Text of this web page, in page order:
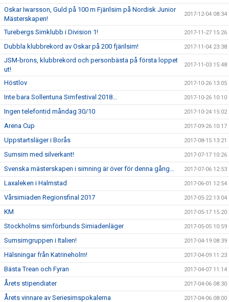
Oskar Iwarsson, Guld på 100 m Fjärilsim på Nordisk Junior
Mästerskapen!
2017-12-04 08:34
Turebergs Simklubb i Division 1! 2017-11-27 15:26
Dubbla klubbrekord av Oskar på 200 fjärilsim! 2017-11-04 23:38
JSM-brons, klubbrekord och personbästa på första loppet
ut!
2017-11-03 15:48
Höstlov 2017-10-26 13:05
Inte bara Sollentuna Simfestival 2018... 2017-10-26 10:10
Ingen telefontid måndag 30/10 2017-10-24 15:02
Arena Cup 2017-09-26 10:17
Uppstartsläger i Borås 2017-08-15 13:21
Sumsim med silverkant! 2017-07-17 10:26
Svenska mästerskapen i simning är över för denna gång… 2017-07-06 12:53
Laxaleken i Halmstad 2017-06-01 12:54
Vårsimiaden Regionsfinal 2017 2017-05-22 13:04
KM 2017-05-17 15:20
Stockholms simförbunds Simiadenläger 2017-05-05 10:59
Sumsimgruppen i Italien! 2017-04-19 08:39
Hälsningar från Katrineholm! 2017-04-09 11:23
Bästa Trean och Fyran 2017-04-07 11:14
Årets stipendiater 2017-04-06 08:30
Årets vinnare av Seriesimspokalerna 2017-04-06 08:00